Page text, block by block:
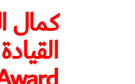
كمال